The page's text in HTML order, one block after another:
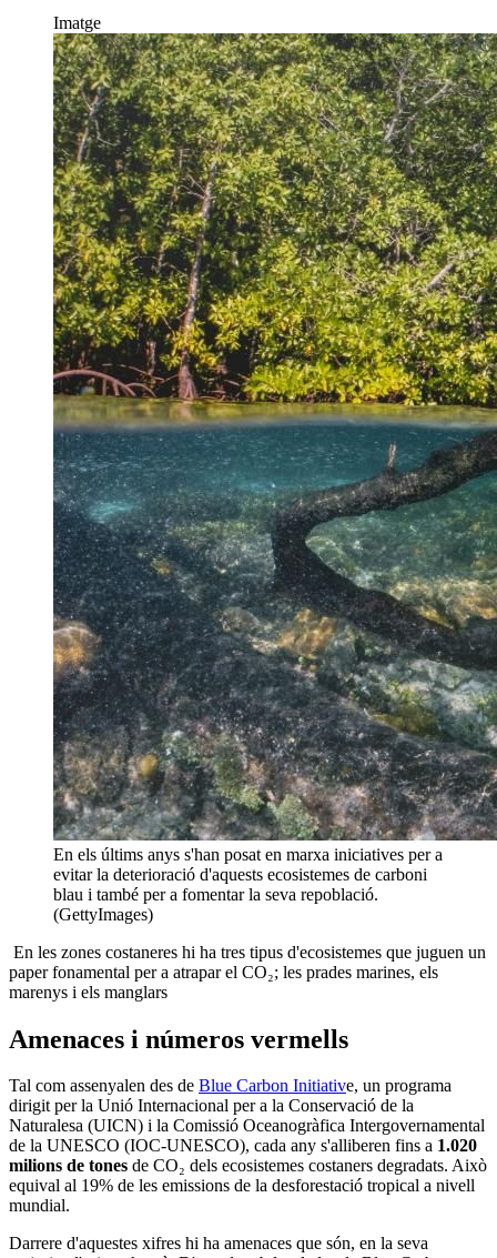
Imatge
En els últims anys s'han posat en marxa iniciatives per a
evitar la deterioració d'aquests ecosistemes de carboni
blau i també per a fomentar la seva repoblació.
(GettyImages)
En les zones costaneres hi ha tres tipus d'ecosistemes que juguen un
paper fonamental per a atrapar el CO₂; les prades marines, els
marenys i els manglars
Amenaces i números vermells
Tal com assenyalen des de Blue Carbon Initiative, un programa
dirigit per la Unió Internacional per a la Conservació de la
Naturalesa (UICN) i la Comissió Oceanogràfica Intergovernamental
de la UNESCO (IOC-UNESCO), cada any s'alliberen fins a 1.020
milions de tones de CO₂ dels ecosistemes costaners degradats. Això
equival al 19% de les emissions de la desforestació tropical a nivell
mundial.
Darrere d'aquestes xifres hi ha amenaces que són, en la seva